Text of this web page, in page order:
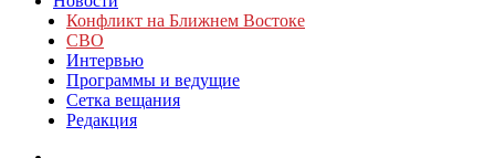
Конфликт на Ближнем Востоке
СВО
Интервью
Программы и ведущие
Сетка вещания
Редакция